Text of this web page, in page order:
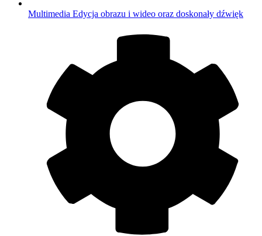
Multimedia Edycja obrazu i wideo oraz doskonały dźwięk